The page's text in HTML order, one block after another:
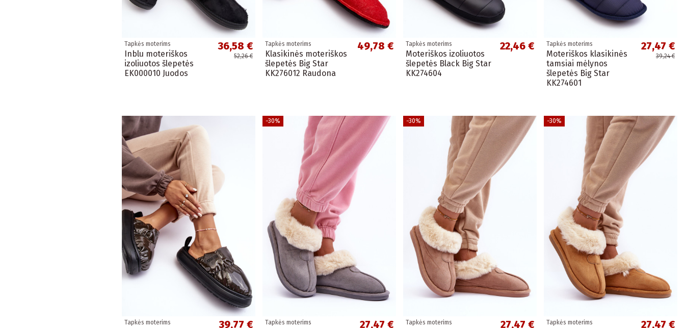
Tapkės moterims
Inblu moteriškos
izoliuotos šlepetės
EK000010 Juodos
36,58 €
52,26 €
Tapkės moterims
Klasikinės moteriškos
šlepetės Big Star
KK276012 Raudona
49,78 € Tapkės moterims
Moteriškos izoliuotos
šlepetės Black Big Star
KK274604
22,46 € Tapkės moterims
Moteriškos klasikinės
tamsiai mėlynos
šlepetės Big Star
KK274601
27,47 €
39,24 €
Tapkės moterims 39,77 €
−30%
Tapkės moterims 27,47 €
−30%
Tapkės moterims 27,47 €
−30%
Tapkės moterims 27,47 €